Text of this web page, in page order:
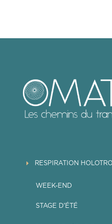
RESPIRATION
WEEK-END
STAGE D'ÉTÉ